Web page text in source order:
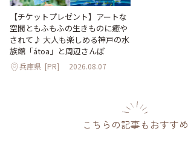
【チケットプレゼント】アートな
空間ともふもふの生きものに癒や
されて♪ 大人も楽しめる神戸の水
族館「átoa」と周辺さんぽ
兵庫県 [PR] 2026.08.07
こちらの記事もおすすめ